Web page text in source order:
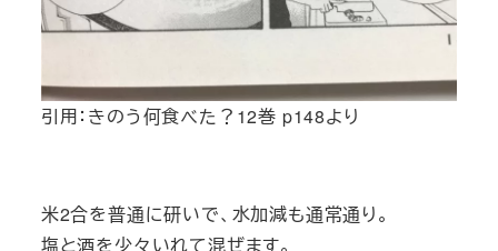
引用：きのう何食べた？12巻 p148より
米2合を普通に研いで、水加減も通常通り。
塩と酒を少々いれて混ぜます。